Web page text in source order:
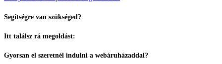
Segítségre van szükséged?
Itt találsz rá megoldást:
Gyorsan el szeretnél indulni a webáruházaddal?